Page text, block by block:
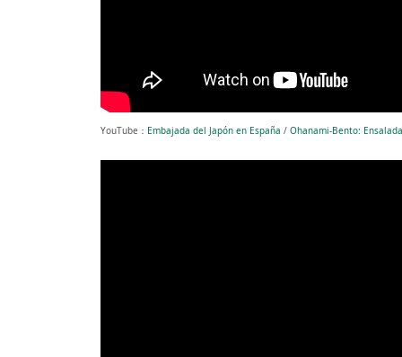
YouTube： Embajada del Japón en España / Ohanami-Bento: Ensalada